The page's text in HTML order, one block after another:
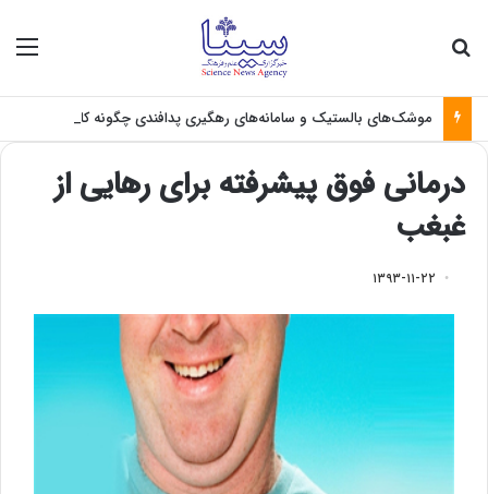
درمانی فوق پیشرفته برای رهایی از
غبغب
۱۳۹۳-۱۱-۲۲